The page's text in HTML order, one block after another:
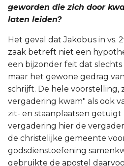
geworden die zich door
laten leiden?
Het geval dat Jakobus in vs.
zaak betreft niet een
een bijzonder feit dat slechts
maar het gewone gedrag
schrijft. De hele voorstelling,
vergadering kwam" als ook
zit- en staanplaatsen
vergadering hier de
de christelijke gemeente
godsdienstoefening
gebruikte de apostel